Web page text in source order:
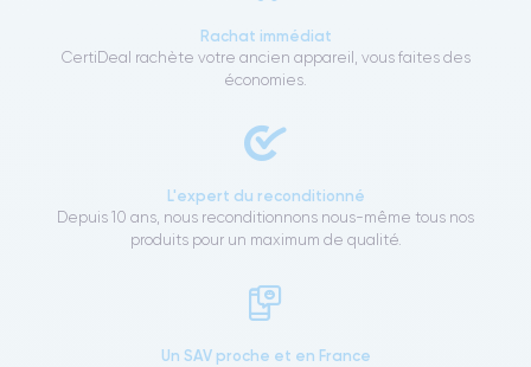
Rachat immédiat
CertiDeal rachète votre ancien appareil, vous faites des
économies.
L'expert du reconditionné
Depuis 10 ans, nous reconditionnons nous-même tous nos
produits pour un maximum de qualité.
Un SAV proche et en France